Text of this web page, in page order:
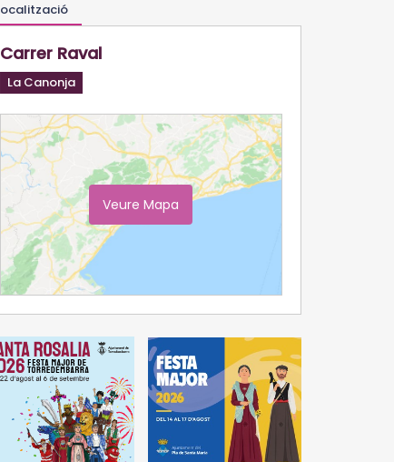
Carrer Raval
La Canonja
Veure Mapa